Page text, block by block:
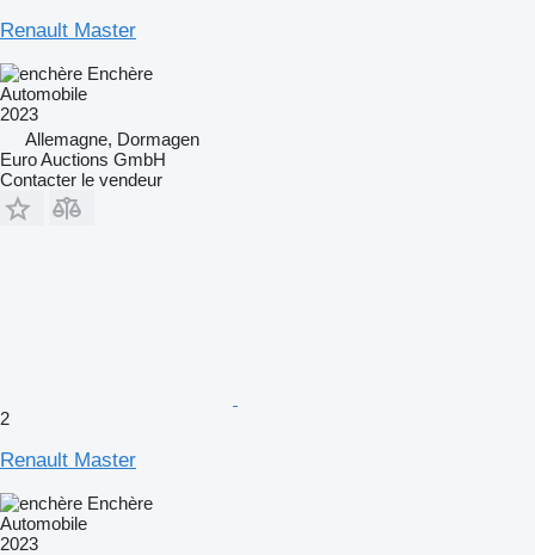
Renault Master
Enchère
Automobile
2023
Allemagne, Dormagen
Euro Auctions GmbH
Contacter le vendeur
2
Renault Master
Enchère
Automobile
2023